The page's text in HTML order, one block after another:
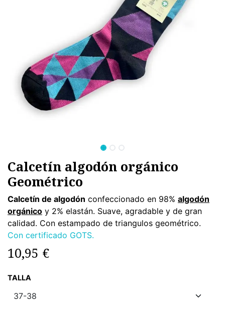
Calcetín algodón orgánico
Geométrico
Calcetín de algodón confeccionado en 98% algodón
orgánico y 2% elastán. Suave, agradable y de gran
calidad. Con estampado de triangulos geométrico.
Con certificado GOTS.
10,95 €
TALLA